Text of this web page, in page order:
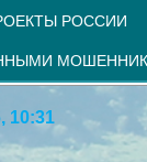
РОССИИ
10:31